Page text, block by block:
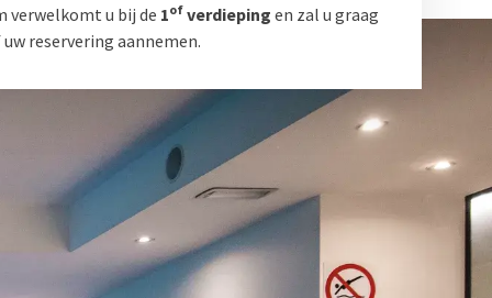
verwelkomt u bij de 1of verdieping en zal u graag
reservering aannemen.